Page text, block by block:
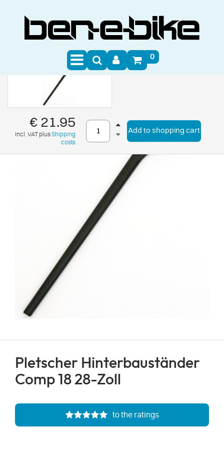
0
€ 21.95
incl. VAT plusShipping
costs
Add to shopping cart
Pletscher Hinterbauständer
Comp 18 28-Zoll
to the ratings